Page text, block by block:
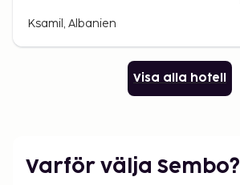
Ksamil, Albanien
Visa alla hotell
Varför välja Sembo?